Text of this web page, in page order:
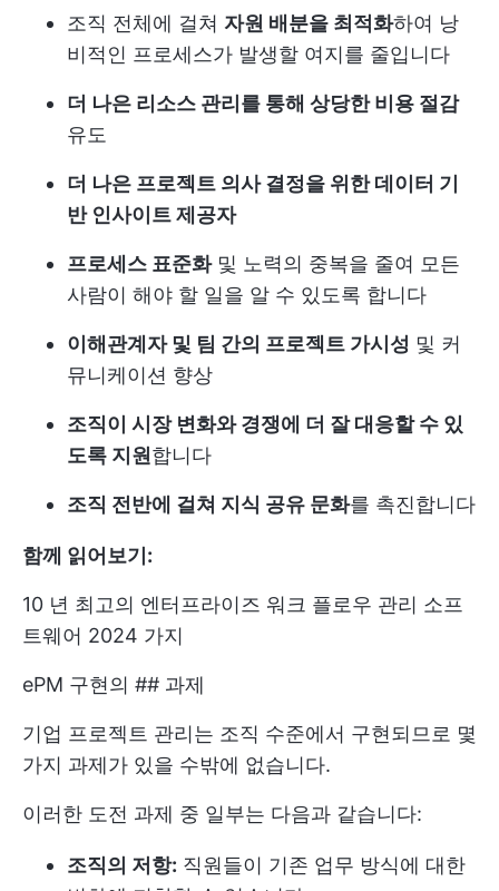
조직 전체에 걸쳐 자원 배분을 최적화하여 낭
비적인 프로세스가 발생할 여지를 줄입니다
더 나은 리소스 관리를 통해 상당한 비용 절감
유도
더 나은 프로젝트 의사 결정을 위한 데이터 기
반 인사이트 제공자
프로세스 표준화및 노력의 중복을 줄여 모든
사람이 해야 할 일을 알 수 있도록 합니다
이해관계자 및 팀 간의 프로젝트 가시성 및 커
뮤니케이션 향상
조직이 시장 변화와 경쟁에 더 잘 대응할 수 있
도록 지원 합니다
조직 전반에 걸쳐 지식 공유 문화를 촉진합니다
함께 읽어보기:
10 년 최고의 엔터프라이즈 워크 플로우 관리 소프
트웨어 2024 가지
ePM 구현의 ## 과제
기업 프로젝트 관리는 조직 수준에서 구현되므로 몇
가지 과제가 있을 수밖에 없습니다.
이러한 도전 과제 중 일부는 다음과 같습니다:
조직의 저항: 직원들이 기존 업무 방식에 대한